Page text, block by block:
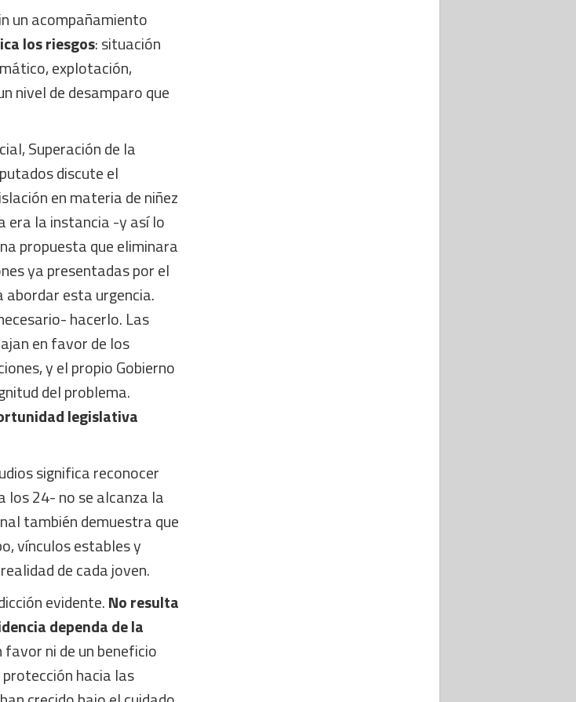
un acompañamiento
los riesgos: situación
explotación,
nivel de desamparo que
Superación de la
discute el
en materia de niñez
era la instancia -y así lo
propuesta que eliminara
ya presentadas por el
abordar esta urgencia.
hacerlo. Las
en favor de los
y el propio Gobierno
del problema.
legislativa
significa reconocer
los 24- no se alcanza la
también demuestra que
vínculos estables y
de cada joven.
evidente.No resulta
dependa de la
ni de un beneficio
protección hacia las